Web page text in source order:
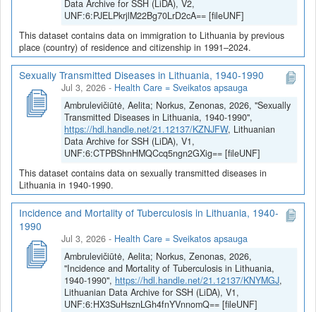
Data Archive for SSH (LiDA), V2,
UNF:6:PJELPkrjlM22Bg70LrD2cA== [fileUNF]
This dataset contains data on immigration to Lithuania by previous
place (country) of residence and citizenship in 1991–2024.
Sexually Transmitted Diseases in Lithuania, 1940-1990
Jul 3, 2026 - Health Care = Sveikatos apsauga
Ambrulevičiūtė, Aelita; Norkus, Zenonas, 2026, "Sexually
Transmitted Diseases in Lithuania, 1940-1990",
https://hdl.handle.net/21.12137/KZNJFW, Lithuanian
Data Archive for SSH (LiDA), V1,
UNF:6:CTPBShnHMQCcq5ngn2GXig== [fileUNF]
This dataset contains data on sexually transmitted diseases in
Lithuania in 1940-1990.
Incidence and Mortality of Tuberculosis in Lithuania, 1940-
1990
Jul 3, 2026 - Health Care = Sveikatos apsauga
Ambrulevičiūtė, Aelita; Norkus, Zenonas, 2026,
"Incidence and Mortality of Tuberculosis in Lithuania,
1940-1990", https://hdl.handle.net/21.12137/KNYMGJ,
Lithuanian Data Archive for SSH (LiDA), V1,
UNF:6:HX3SuHsznLGh4fnYVnnomQ== [fileUNF]